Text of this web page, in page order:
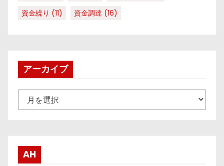
資金繰り (11) 資金調達 (16)
アーカイブ
ー
ブ
AH